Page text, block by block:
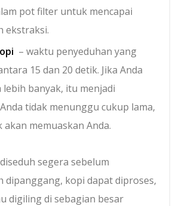
pot filter untuk mencapai
ekstraksi.
– waktu penyeduhan yang
15 dan 20 detik. Jika Anda
lebih banyak, itu menjadi
tidak menunggu cukup lama,
akan memuaskan Anda.
segera sebelum
dipanggang, kopi dapat diproses,
digiling di sebagian besar